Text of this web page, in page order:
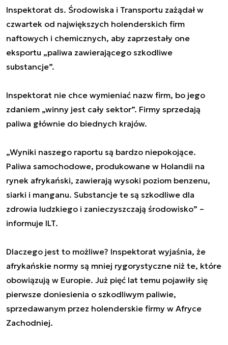
Inspektorat ds. Środowiska i Transportu zażądał w
czwartek od największych holenderskich firm
naftowych i chemicznych, aby zaprzestały one
eksportu „paliwa zawierającego szkodliwe
substancje”.
Inspektorat nie chce wymieniać nazw firm, bo jego
zdaniem „winny jest cały sektor”. Firmy sprzedają
paliwa głównie do biednych krajów.
„Wyniki naszego raportu są bardzo niepokojące.
Paliwa samochodowe, produkowane w Holandii na
rynek afrykański, zawierają wysoki poziom benzenu,
siarki i manganu. Substancje te są szkodliwe dla
zdrowia ludzkiego i zanieczyszczają środowisko” –
informuje ILT.
Dlaczego jest to możliwe? Inspektorat wyjaśnia, że
afrykańskie normy są mniej rygorystyczne niż te, które
obowiązują w Europie. Już pięć lat temu pojawiły się
pierwsze doniesienia o szkodliwym paliwie,
sprzedawanym przez holenderskie firmy w Afryce
Zachodniej.